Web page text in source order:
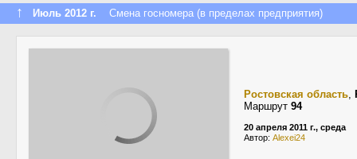
↑ Июль 2012 г. Смена госномера (в пределах предприятия)
Ростовская область,
Маршрут 94
20 апреля 2011 г., среда
Автор: Alexei24